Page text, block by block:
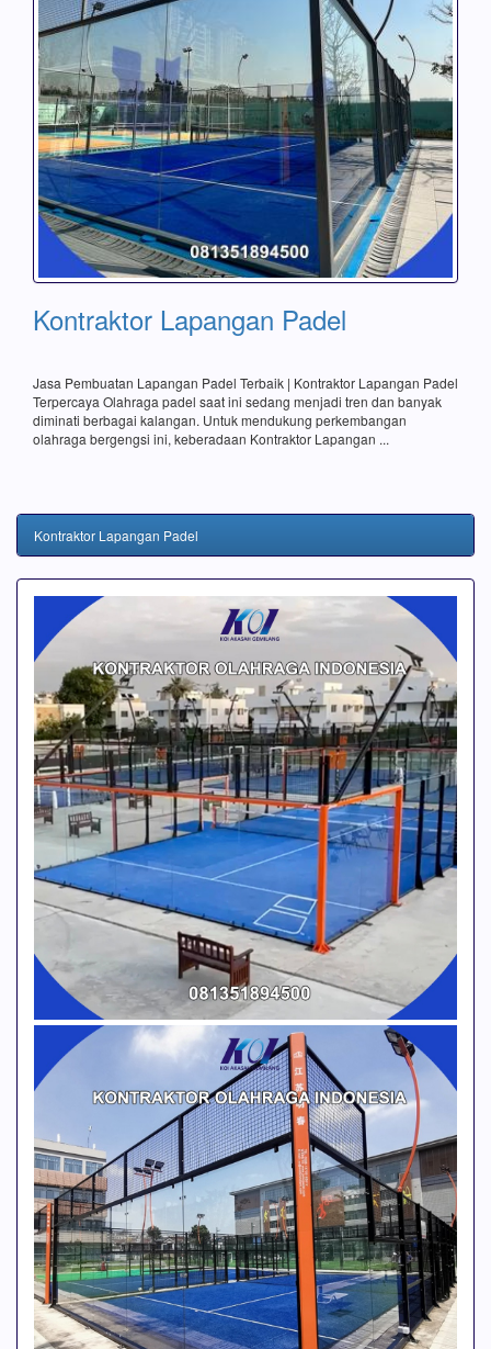
Kontraktor Lapangan Padel
Jasa Pembuatan Lapangan Padel Terbaik | Kontraktor Lapangan Padel
Terpercaya Olahraga padel saat ini sedang menjadi tren dan banyak
diminati berbagai kalangan. Untuk mendukung perkembangan
olahraga bergengsi ini, keberadaan Kontraktor Lapangan ...
Kontraktor Lapangan Padel